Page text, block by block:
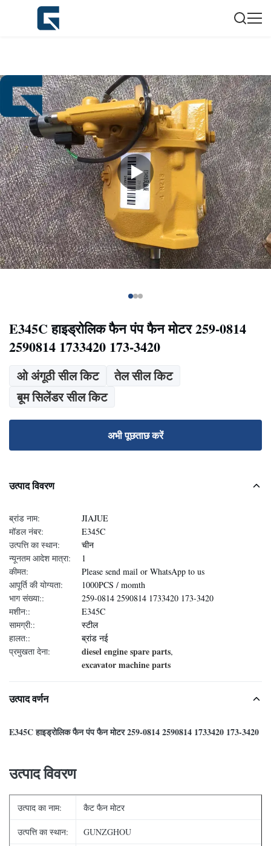
E345C हाइड्रोलिक फैन पंप फैन मोटर 259-0814
2590814 1733420 173-3420
ओ अंगूठी सील किट
तेल सील किट
बूम सिलेंडर सील किट
अभी पूछताछ करें
उत्पाद विवरण
ब्रांड नाम:
JIAJUE
मॉडल नंबर:
E345C
उत्पत्ति का स्थान:
चीन
न्यूनतम आदेश मात्रा:
1
कीमत:
Please send mail or WhatsApp to us
आपूर्ति की योग्यता:
1000PCS / momth
भाग संख्या::
259-0814 2590814 1733420 173-3420
मशीन::
E345C
सामग्री::
स्टील
हालत::
ब्रांड नई
प्रमुखता देना:
diesel engine spare parts,
excavator machine parts
उत्पाद वर्णन
E345C हाइड्रोलिक फैन पंप फैन मोटर 259-0814 2590814 1733420 173-3420
उत्पाद विवरण
उत्पाद का नाम: कैट फैन मोटर
उत्पत्ति का स्थान: GUNZGHOU